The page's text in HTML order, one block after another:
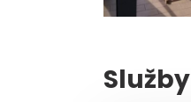
Služby